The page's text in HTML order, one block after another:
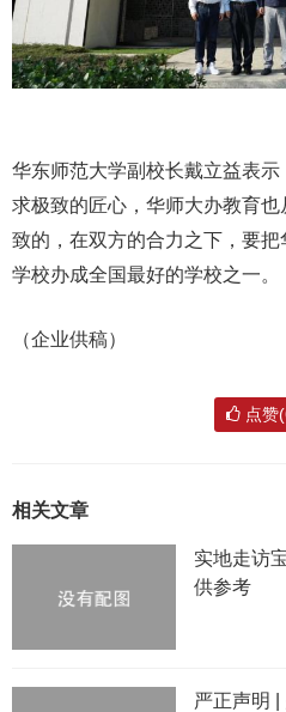
华东师范大学副校长戴立益表
求极致的匠心，华师大办教育
致的，在双方的合力之下，要
学校办成全国最好的学校之一。
（企业供稿）
点赞
相关文章
实地走访
供参考
严正声明 |